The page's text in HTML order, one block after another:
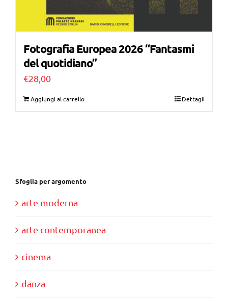
Fotografia Europea 2026 “Fantasmi
del quotidiano”
€28,00
Aggiungi al carrello Dettagli
Sfoglia per argomento
arte moderna
arte contemporanea
cinema
danza